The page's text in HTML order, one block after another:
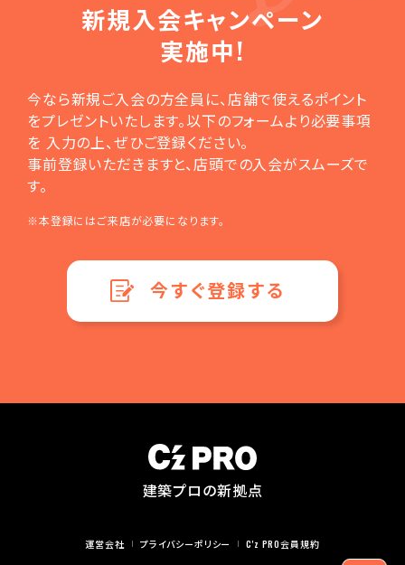
新規入会キャンペーン
実施中!
今なら新規ご入会の方全員に、店舗で使えるポイント
をプレゼントいたします。以下のフォームより必要事項
を 入力の上、ぜひご登録ください。
事前登録いただきますと、店頭での入会がスムーズで
す。
※本登録にはご来店が必要になります。
今すぐ登録する
建築プロの新拠点
運営会社 プライバシーポリシー C'z PRO会員規約